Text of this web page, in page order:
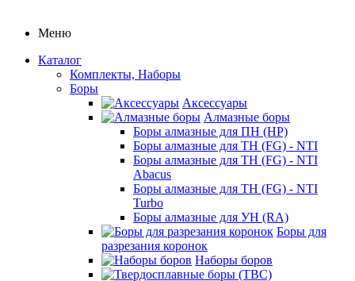
Меню
Каталог
Комплекты, Наборы
Боры
Аксессуары
Алмазные боры
Боры алмазные для ПН (HP)
Боры алмазные для ТН (FG) - NTI
Боры алмазные для ТН (FG) - NTI
Abacus
Боры алмазные для ТН (FG) - NTI
Turbo
Боры алмазные для УН (RA)
Боры для
разрезания коронок
Наборы боров